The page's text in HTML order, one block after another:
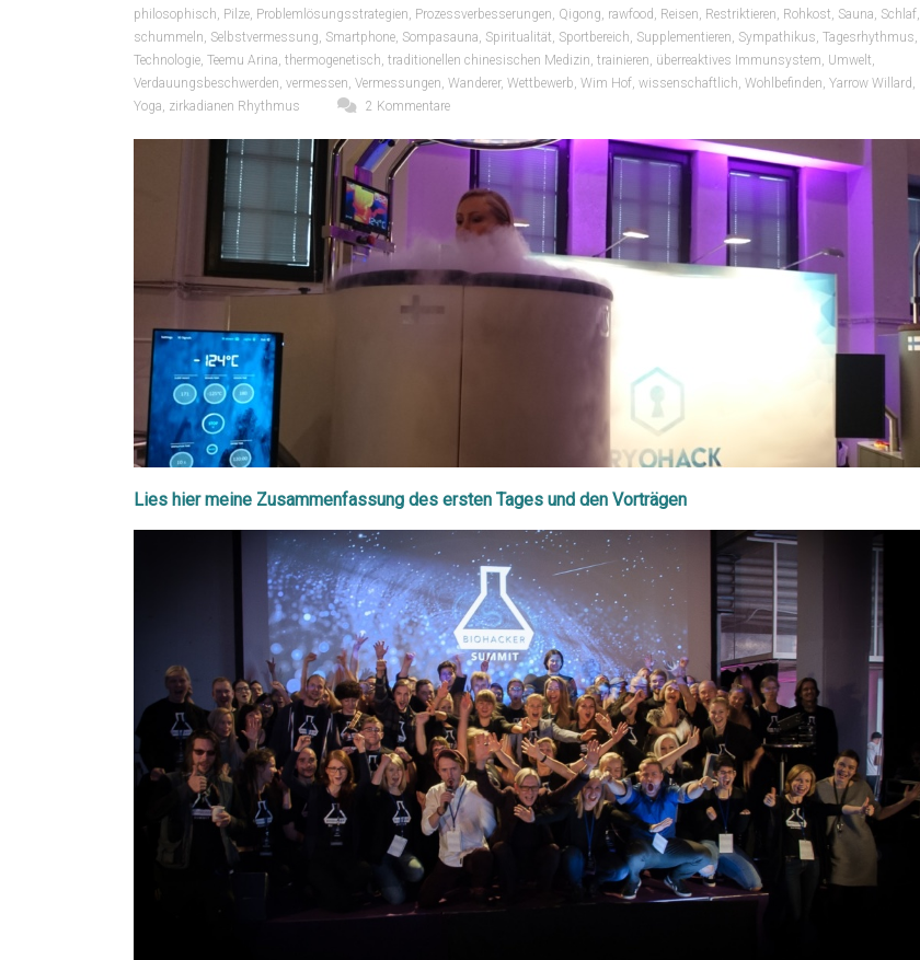
philosophisch, Pilze, Problemlösungsstrategien, Prozessverbesserungen, Qigong, rawfood , Reisen, Restriktieren, Rohkost, Sauna, Schlaf,
schummeln, Selbstvermessung, Smartphone, Sompasauna, Spiritualität, Sportbereich, Supplementieren, Sympathikus, Tagesrhythmus,
Technologie, Teemu Arina, thermogenetisch, traditionellen chinesischen Medizin, trainieren, überreaktives Immunsystem, Umwelt,
Verdauungsbeschwerden, vermessen, Vermessungen, Wanderer, Wettbewerb, Wim Hof, wissenschaftlich, Wohlbefinden, Yarrow Willard ,
Yoga, zirkadianen Rhythmus 2 Kommentare
Lies hier meine Zusammenfassung des ersten Tages und den Vorträgen